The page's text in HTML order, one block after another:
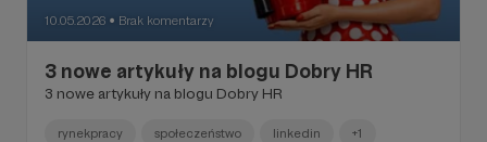
10.05.2026 ● Brak komentarzy
3 nowe artykuły na blogu Dobry HR
3 nowe artykuły na blogu Dobry HR
rynekpracy społeczeństwo linkedin +1